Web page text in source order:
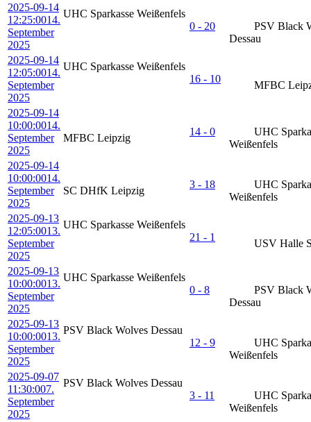
2025-09-14
12:25:0014.
September
2025
UHC Sparkasse Weißenfels
0 - 20
PSV Black
Dessau
2025-09-14
12:05:0014.
September
2025
UHC Sparkasse Weißenfels
16 - 10
MFBC
2025-09-14
10:00:0014.
September
2025
MFBC Leipzig
14 - 0
UHC
Weißenfels
2025-09-14
10:00:0014.
September
2025
SC DHfK Leipzig
3 - 18
UHC
Weißenfels
2025-09-13
12:05:0013.
September
2025
UHC Sparkasse Weißenfels
21 - 1
USV Halle
2025-09-13
10:00:0013.
September
2025
UHC Sparkasse Weißenfels
0 - 8
PSV Black
Dessau
2025-09-13
10:00:0013.
September
2025
PSV Black Wolves Dessau
12 - 9
UHC
Weißenfels
2025-09-07
11:30:007.
September
2025
PSV Black Wolves Dessau
3 - 11
UHC
Weißenfels